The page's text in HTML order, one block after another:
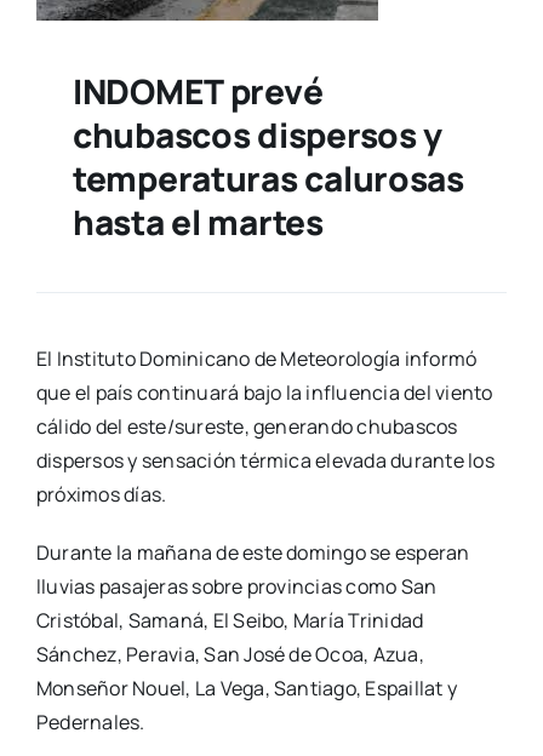
INDOMET prevé
chubascos dispersos y
temperaturas calurosas
hasta el martes
El Instituto Dominicano de Meteorología informó
que el país continuará bajo la influencia del viento
cálido del este/sureste, generando chubascos
dispersos y sensación térmica elevada durante los
próximos días.
Durante la mañana de este domingo se esperan
lluvias pasajeras sobre provincias como San
Cristóbal, Samaná, El Seibo, María Trinidad
Sánchez, Peravia, San José de Ocoa, Azua,
Monseñor Nouel, La Vega, Santiago, Espaillat y
Pedernales.